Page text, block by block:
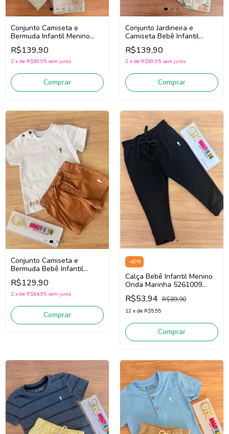
Conjunto Camiseta e
Bermuda Infantil Menino
Onda Marinha 1263074
(Azul)
R$139,90
2 x de R$69,95 sem juros
Comprar
Conjunto Jardineira e
Camiseta Bebê Infantil
Menino Divertto 16385
(Marrom/Off White)
R$139,90
2 x de R$69,95 sem juros
Comprar
Conjunto Camiseta e
Bermuda Bebê Infantil
Menino Onda Marinha
1263031 (Branco/Marrom)
R$129,90
2 x de R$64,95 sem juros
Comprar
-40%
Calça Bebê Infantil Menino
Onda Marinha 5261009
(Preto)
R$53,94 R$89,90
12 x de R$5,55
Comprar